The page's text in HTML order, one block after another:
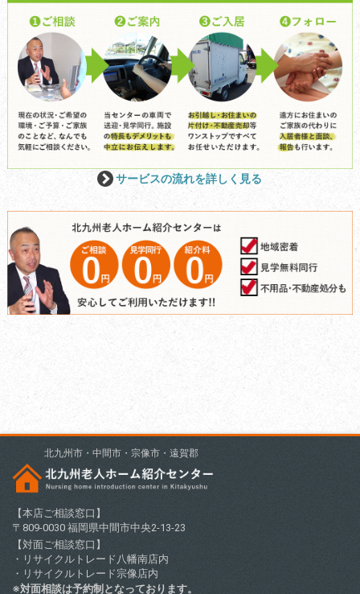
サービスの流れを詳しく見る
北九州市・中間市・宗像市・遠賀郡
【本店ご相談窓口】
〒809-0030 福岡県中間市中央2-13-23
【対面ご相談窓口】
・リサイクルトレード八幡南店内
・リサイクルトレード宗像店内
※対面相談は予約制となっております。